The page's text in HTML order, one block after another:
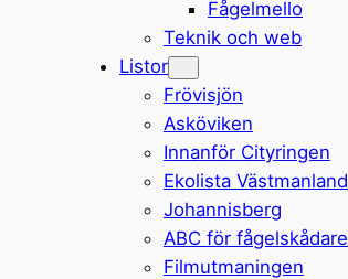
Fågelmello
Teknik och web
Listor
Frövisjön
Asköviken
Innanför Cityringen
Ekolista Västmanland
Johannisberg
ABC för fågelskådare
Filmutmaningen